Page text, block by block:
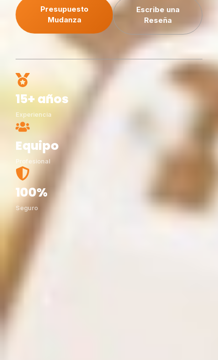
Presupuesto
Mudanza
Escribe una
Reseña
15+ años
Experiencia
Equipo
Profesional
100%
Seguro